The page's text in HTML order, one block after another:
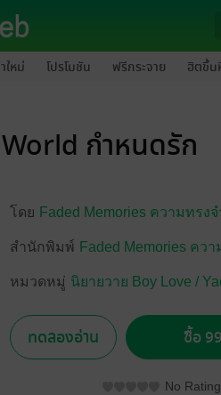
ใหม่ โปรโมชัน ฟรีกระจาย ฮิตขึ้น
กำหนดรัก
โดย Faded Memories ความทรงจ
สำนักพิมพ์ Faded​ Memories​ คว
หมวดหมู่ นิยายวาย Boy Love /
ทดลองอ่าน ซื้อ
No Rating